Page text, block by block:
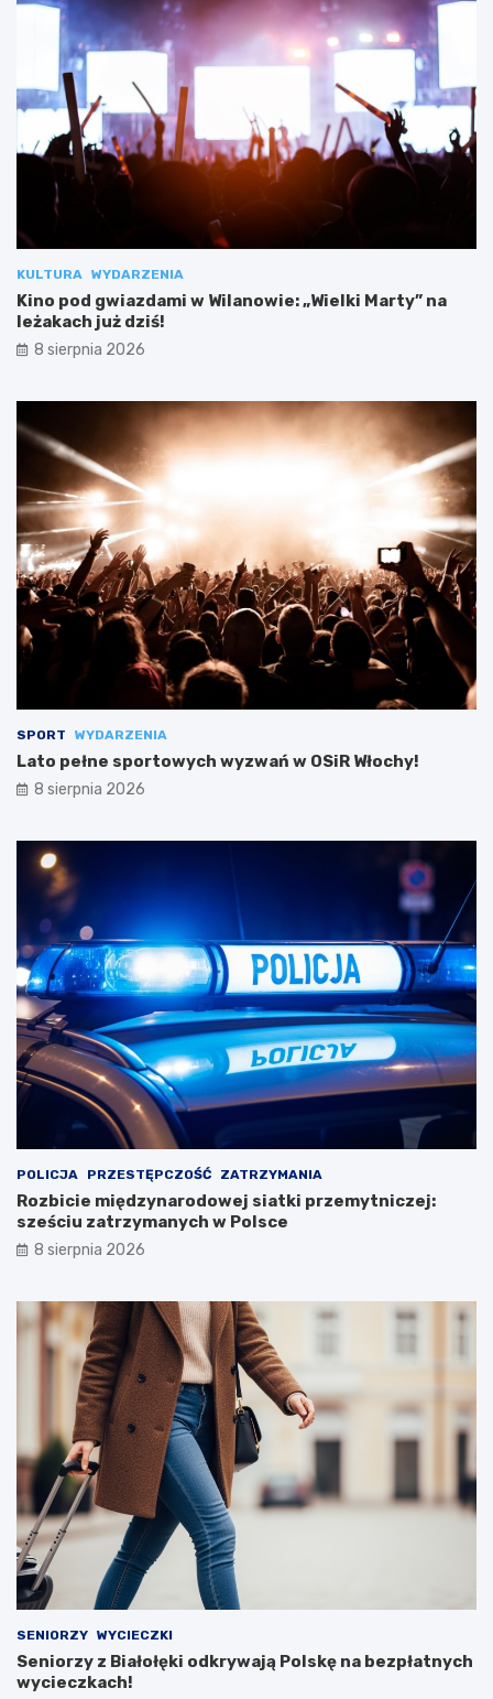
KULTURA WYDARZENIA
Kino pod gwiazdami w Wilanowie: „Wielki Marty” na
leżakach już dziś!
8 sierpnia 2026
SPORT WYDARZENIA
Lato pełne sportowych wyzwań w OSiR Włochy!
8 sierpnia 2026
POLICJA PRZESTĘPCZOŚĆ ZATRZYMANIA
Rozbicie międzynarodowej siatki przemytniczej:
sześciu zatrzymanych w Polsce
8 sierpnia 2026
SENIORZY WYCIECZKI
Seniorzy z Białołęki odkrywają Polskę na bezpłatnych
wycieczkach!